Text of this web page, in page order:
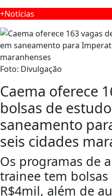
+Notícias
Foto: Divulgação
Caema oferece
bolsas de
saneamento
seis cidades
Os programas de
trainee tem
R$4mil, além de